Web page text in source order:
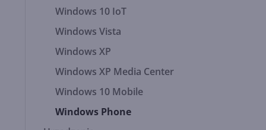
Windows 10 IoT
Windows Vista
Windows XP
Windows XP Media Center
Windows 10 Mobile
Windows Phone